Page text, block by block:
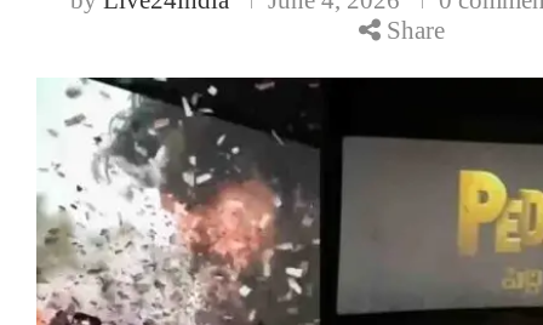
Share